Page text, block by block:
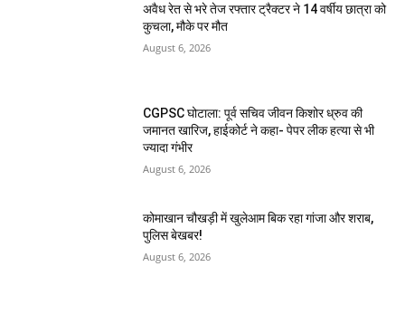
अवैध रेत से भरे तेज रफ्तार ट्रैक्टर ने 14 वर्षीय छात्रा को
कुचला, मौके पर मौत
August 6, 2026
CGPSC घोटाला: पूर्व सचिव जीवन किशोर ध्रुव की
जमानत खारिज, हाईकोर्ट ने कहा- पेपर लीक हत्या से भी
ज्यादा गंभीर
August 6, 2026
कोमाखान चौखड़ी में खुलेआम बिक रहा गांजा और शराब,
पुलिस बेखबर!
August 6, 2026